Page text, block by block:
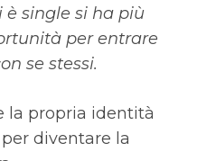
è single si ha più
per entrare
se stessi.
la propria identità
diventare la